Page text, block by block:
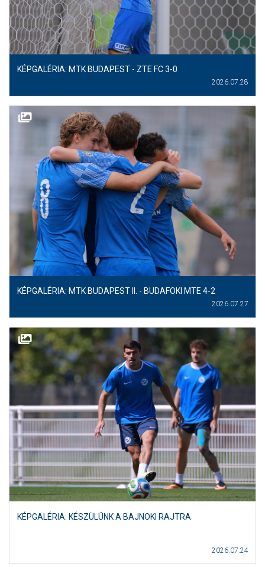
KÉPGALÉRIA: MTK BUDAPEST - ZTE FC 3-0
2026.07.28
KÉPGALÉRIA: MTK BUDAPEST II. - BUDAFOKI MTE 4-2
2026.07.27
KÉPGALÉRIA: KÉSZÜLÜNK A BAJNOKI RAJTRA
2026.07.24